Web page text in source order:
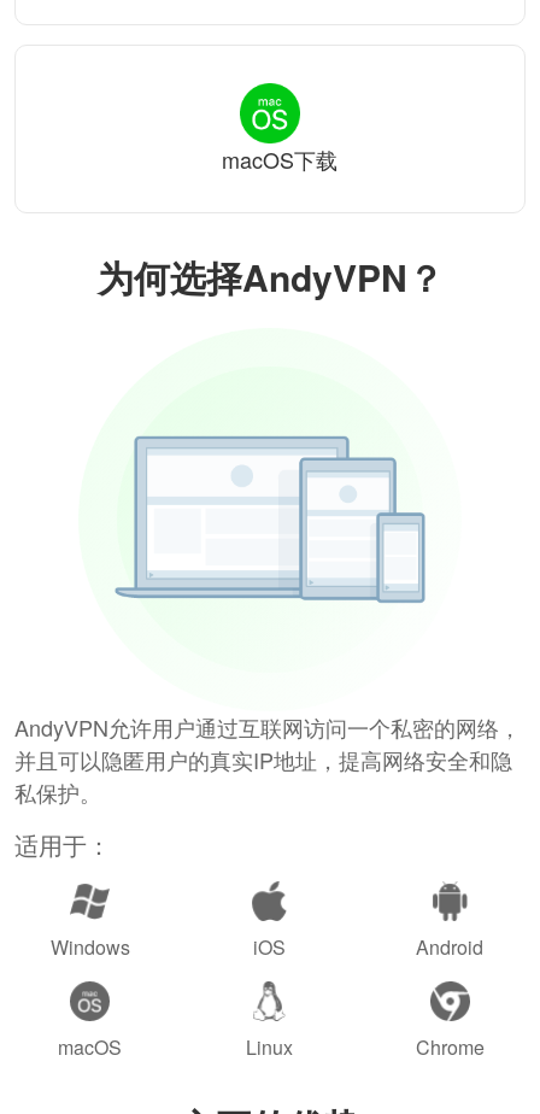
为何选择AndyVPN？
AndyVPN允许用户通过互联网访问一个私密的网络，
并且可以隐匿用户的真实IP地址，提高网络安全和隐
私保护。
适用于：
Windows iOS Android
macOS Linux Chrome
macOS下载